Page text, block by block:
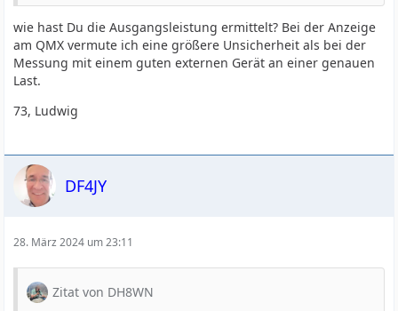
wie hast Du die Ausgangsleistung ermittelt? Bei der Anzeige
am QMX vermute ich eine größere Unsicherheit als bei der
Messung mit einem guten externen Gerät an einer genauen
Last.
73, Ludwig
DF4JY
28. März 2024 um 23:11
Zitat von DH8WN